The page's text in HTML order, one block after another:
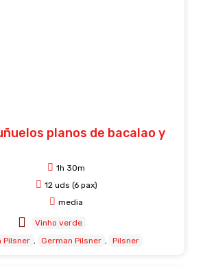
planos de bacalao y
1h 30m
12 uds (6 pax)
media
Vinho verde
Pilsner
German Pilsner Pilsner